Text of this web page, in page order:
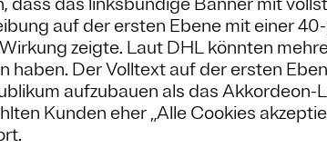
auf der ersten Ebene mit einer
zeigte. Laut DHL könnten
haben. Der Volltext auf der ersten
aufzubauen als das Akkordeon-
Kunden eher „Alle Cookies